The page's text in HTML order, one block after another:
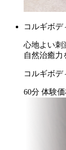
コルギボデ
心地よい刺
自然治癒力
コルギボデ
60分 体験